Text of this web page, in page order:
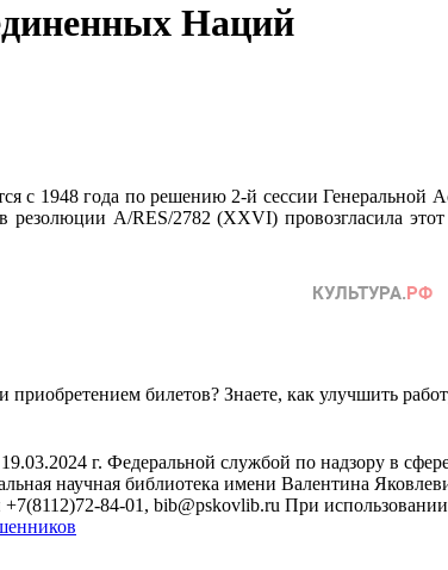
Наций
с 1948 года по решению 2-й сессии
резолюции A/RES/2782 (ХХVI) провозгласила
билетов? Знаете, как улучшить
г. Федеральной службой по надзору в
научная библиотека имени Валентина
84-01, bib@pskovlib.ru При использовании